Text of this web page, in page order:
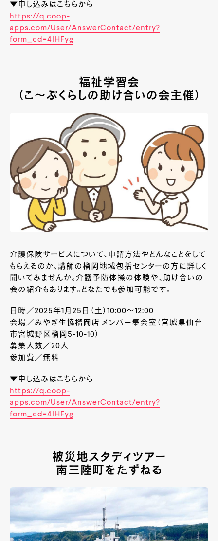
▼申し込みはこちらから
https://q.coop-
apps.com/User/AnswerContact/entry?
form_cd=4lHFyg
福祉学習会
（こ～ぷくらしの助け合いの会主催）
介護保険サービスについて、申請方法やどんなことをして
もらえるのか、講師の榴岡地域包括センターの方に詳しく
聞いてみませんか。介護予防体操の体験や、助け合いの
会の紹介もあります。どなたでも参加可能です。
日時／2025年1月25日（土）10:00～12:00
会場／みやぎ生協榴岡店 メンバー集会室（宮城県仙台
市宮城野区榴岡5-10-10）
募集人数／20人
参加費／無料
▼申し込みはこちらから
https://q.coop-
apps.com/User/AnswerContact/entry?
form_cd=4lHFyg
被災地スタディツアー
南三陸町をたずねる